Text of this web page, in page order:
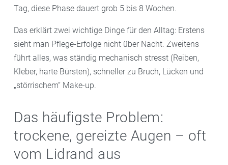
Tag, diese Phase dauert grob 5 bis 8 Wochen.
Das erklärt zwei wichtige Dinge für den Alltag: Erstens
sieht man Pflege-Erfolge nicht über Nacht. Zweitens
führt alles, was ständig mechanisch stresst (Reiben,
Kleber, harte Bürsten), schneller zu Bruch, Lücken und
„störrischem“ Make-up.
Das häufigste Problem:
trockene, gereizte Augen – oft
vom Lidrand aus